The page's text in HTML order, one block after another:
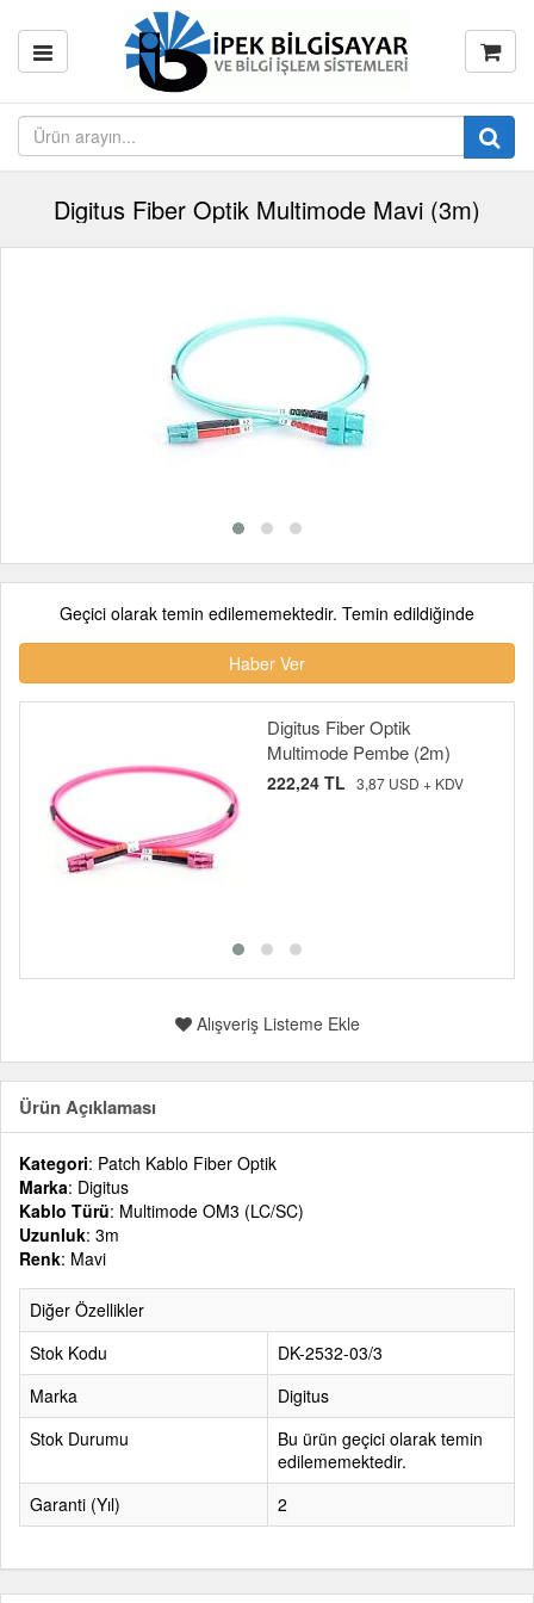
Digitus Fiber Optik Multimode Mavi (3m)
Geçici olarak temin edilememektedir. Temin edildiğinde
Haber Ver
Digitus Fiber Optik
Multimode Pembe (2m)
222,24 TL 3,87 USD + KDV
Alışveriş Listeme Ekle
Ürün Açıklaması
Kategori: Patch Kablo Fiber Optik
Marka: Digitus
Kablo Türü: Multimode OM3 (LC/SC)
Uzunluk: 3m
Renk: Mavi
Diğer Özellikler
Stok Kodu
DK-2532-03/3
Marka
Digitus
Stok Durumu
Bu ürün geçici olarak temin
edilememektedir.
Garanti (Yıl)
2